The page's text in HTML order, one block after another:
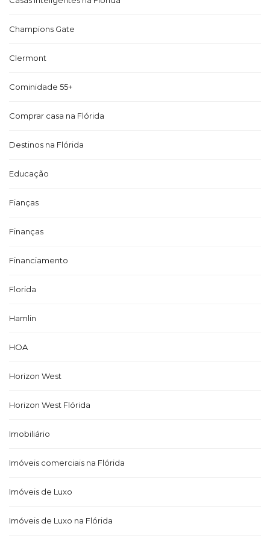
Champions Gate
Clermont
Cominidade 55+
Comprar casa na Flórida
Destinos na Flórida
Educação
Fianças
Finanças
Financiamento
Florida
Hamlin
HOA
Horizon West
Horizon West Flórida
Imobiliário
Imóveis comerciais na Flórida
Imóveis de Luxo
Imóveis de Luxo na Flórida